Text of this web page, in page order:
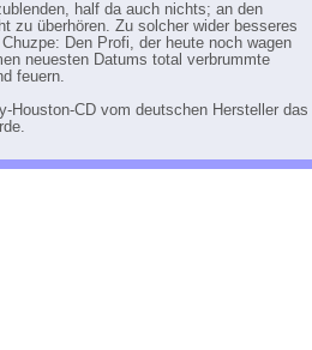
half da auch nichts; an den
zu überhören. Zu solcher wider besseres
Den Profi, der heute noch wagen
neuesten Datums total verbrummte
feuern.
Houston-CD vom deutschen Hersteller das